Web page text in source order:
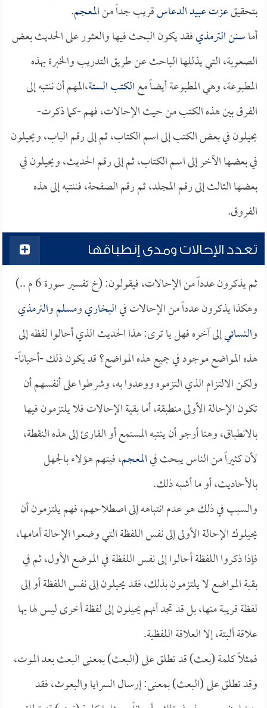
بتحقيقعزت عبيد الدعاسقريب جداً منالمعجم.
أماسنن الترمذيفقد يكون البحث فيها والعثور على الحديث بعض
الصعوبة، التي يذللها الباحث عن طريق التدريب والخبرة بهذه
المطبوعة، وهي المطبوعة أيضاً معالكتب الستة،المهم أن ننتبه إلى
الفرق بين هذه الكتب من حيث الإحالات، فهم -كما ذكرت-
يحيلون في بعض الكتب إلى اسم الكتاب، ثم إلى رقم الباب، ويحيلون
في بعضها الآخر إلى اسم الكتاب، ثم إلى رقم الحديث، ويحيلون في
بعضها الثالث إلى رقم المجلد، ثم رقم الصفحة، فننتبه إلى هذه
الفروق.
تعدد الإحالات ومدى إنطباقها
ثم يذكرون عدداً من الإحالات، فيقولون: (خ تفسير سورة 6 م ..)
وهكذا يذكرون عدداً من الإحالات فيالبخاريومسلموالترمذي
والنسائيإلى آخره فهل يا ترى: هذا الحديث الذي أحالوا لفظه إلى
هذه المواضع موجود في جميع هذه المواضع؟ قد يكون ذلك -أحياناً-
ولكن الالتزام الذي التزموه ووعدوا به، وشرطوا على أنفسهم أن
تكون الإحالة الأولى منطبقة، أما بقية الإحالات فلا يلتزمون فيها
بالانطباق، وهنا أرجو أن ينتبه المستمع أو القارئ إلى هذه النقطة،
لأن كثيراً من الناس يبحث فيالمعجم، فيتهم هؤلاء بالجهل
بالأحاديث، أو ما أشبه ذلك.
والسبب في ذلك هو عدم انتباهه إلى اصطلاحهم، فهم يلتزمون أن
يحيلوك الإحالة الأولى إلى نفس اللفظة التي وضعوا الإحالة أمامها،
فإذا ذكروا اللفظة أحالوا إلى نفس اللفظة في الموضع الأول، ثم في
بقية المواضع لا يلتزمون بذلك، فقد يحيلون إلى نفس اللفظة أو إلى
لفظة قريبة منها، بل قد تجد أنهم يحيلون إلى لفظة أخرى ليس لها بها
علاقة ألبتة، إلا العلاقة اللفظية.
فمثلاً كلمة (بعث) قد تطلق على (البعث) بمعنى البعث بعد الموت،
وقد تطلق على (البعث) بمعنى: إرسال السرايا والبعوث، فقد